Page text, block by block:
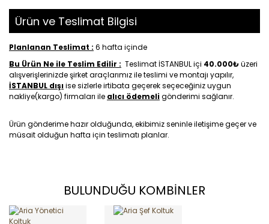
Ürün ve Teslimat Bilgisi
Planlanan Teslimat : 6 hafta içinde
Bu Ürün Ne ile Teslim Edilir : Teslimat İSTANBUL içi 40.000₺üzeri
alışverişlerinizde şirket araçlarımız ile teslimi ve montajı yapılır,
İSTANBUL dışıise sizlerle irtibata geçerek seçeceğiniz uygun
nakliye(kargo) firmaları ile alıcı ödemeligönderimi sağlanır.
Ürün gönderime hazır olduğunda, ekibimiz seninle iletişime geçer ve
müsait olduğun hafta için teslimatı planlar.
BULUNDUĞU KOMBİNLER